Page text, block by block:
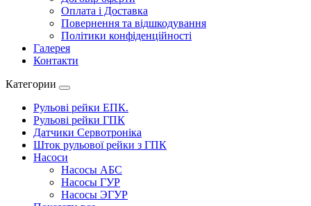
Оплата і Доставка
Повернення та відшкодування
Політики конфіденційності
Галерея
Контакти
Категории
Рульові рейки ЕПК.
Рульові рейки ГПК
Датчики Сервотроніка
Шток рульової рейки з ГПК
Насоси
Насосы АБС
Насосы ГУР
Насосы ЭГУР